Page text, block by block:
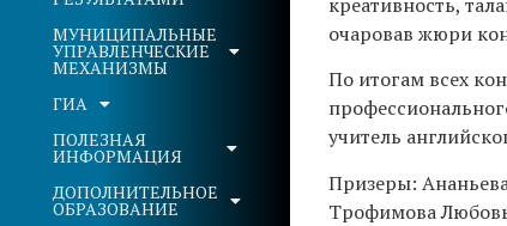
МУНИЦИПАЛЬНЫЕ
УПРАВЛЕНЧЕСКИЕ
МЕХАНИЗМЫ
ГИА
ПОЛЕЗНАЯ
ИНФОРМАЦИЯ
ДОПОЛНИТЕЛЬНОЕ
ОБРАЗОВАНИЕ
очаровав жюри
По итогам всех
учитель
Призеры:
Трофимова